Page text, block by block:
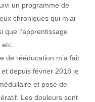
un programme de
chroniques qui m’ai
que l’apprentissage
de rééducation m’a fait
depuis février 2018 je
et pose de
Les douleurs sont